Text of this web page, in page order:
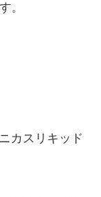
。
カスリキッド